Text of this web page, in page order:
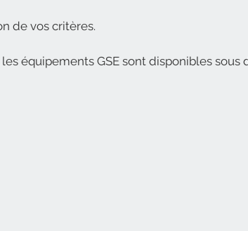
de vos critères.
équipements GSE sont disponibles sous